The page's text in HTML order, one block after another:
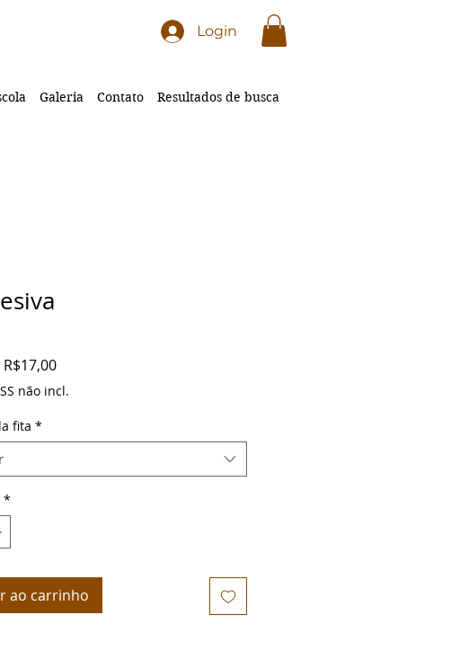
Login
Galeria Contato Resultados de busca
R$17,00Preço
promocional
não incl.
fita *
*
ao carrinho